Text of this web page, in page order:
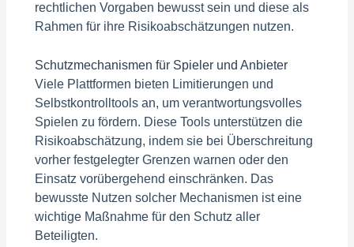
rechtlichen Vorgaben bewusst sein und diese als
Rahmen für ihre Risikoabschätzungen nutzen.
Schutzmechanismen für Spieler und Anbieter
Viele Plattformen bieten Limitierungen und
Selbstkontrolltools an, um verantwortungsvolles
Spielen zu fördern. Diese Tools unterstützen die
Risikoabschätzung, indem sie bei Überschreitung
vorher festgelegter Grenzen warnen oder den
Einsatz vorübergehend einschränken. Das
bewusste Nutzen solcher Mechanismen ist eine
wichtige Maßnahme für den Schutz aller
Beteiligten.